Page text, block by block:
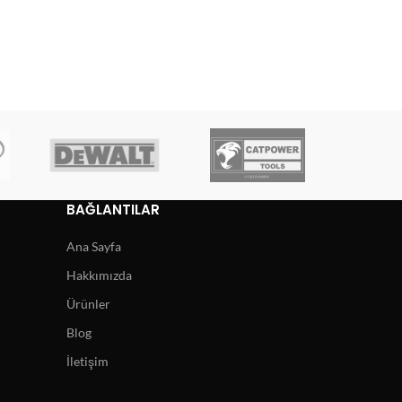
BAĞLANTILAR
Ana Sayfa
Hakkımızda
Ürünler
Blog
İletişim